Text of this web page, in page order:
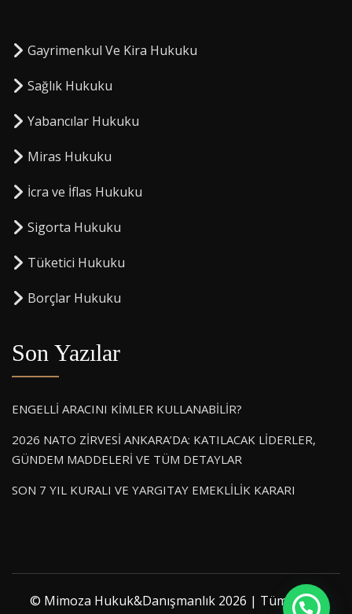
Gayrimenkul Ve Kira Hukuku
Sağlık Hukuku
Yabancılar Hukuku
Miras Hukuku
⁠İcra ve İflas Hukuku
Sigorta Hukuku
⁠Tüketici Hukuku
⁠Borçlar Hukuku
Son Yazılar
ENGELLİ ARACINI KİMLER KULLANABİLİR?
2026 NATO ZİRVESİ ANKARA’DA: KATILACAK LİDERLER,
GÜNDEM MADDELERİ VE TÜM DETAYLAR
SON 7 YIL KURALI VE YARGITAY EMEKLİLİK KARARI
© Mimoza Hukuk&Danışmanlık 2026 | Tüm hakkı